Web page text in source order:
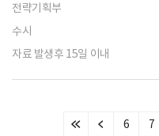
전략기획부
수시
자료 발생후 15일 이내
처
이
6 7